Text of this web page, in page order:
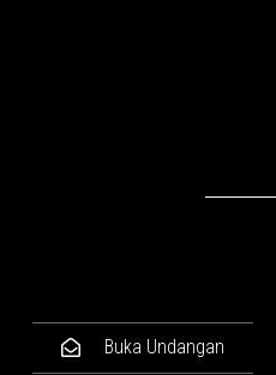
Buka Undangan